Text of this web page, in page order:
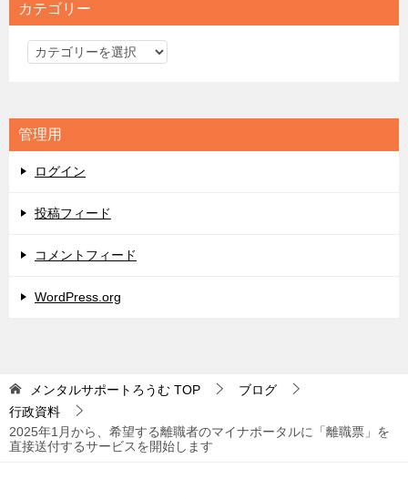
カテゴリー
カ
リ
ー
管理用
ログイン
投稿フィード
コメントフィード
WordPress.org
メンタルサポートろうむ TOP
ブログ
行政資料
2025年1月から、希望する離職者のマイナポータルに「離職票」を
直接送付するサービスを開始します